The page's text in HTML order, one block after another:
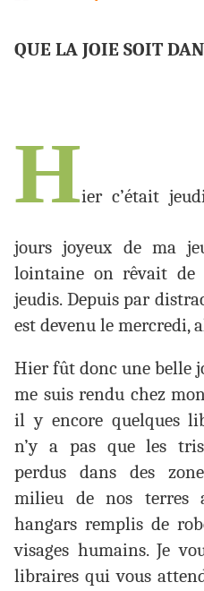
QUE LA JOIE SOIT
Hier c’était
jours joyeux de ma
lointaine on rêvait de
jeudis. Depuis par
est devenu le mercredi,
Hier fût donc une belle
me suis rendu chez
il y encore quelques
n’y a pas que les
perdus dans des
milieu de nos terres
hangars remplis de
visages humains. Je
libraires qui vous